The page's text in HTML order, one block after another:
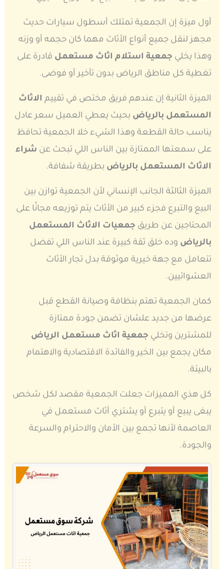
أول ميزة إن الجمعية تمتلك أسطول سيارات حديث
مجهز لنقل جميع أنواع الأثاث مهما كان حجمه أو وزنه
وهذا يخلي جمعية استلام اثاث مستعمل قادرة على
تغطية كل مناطق الرياض بدون تأخير أو فوضى.
الميزة الثانية إن عندهم فريق مختص في تقييم الاثاث
المستعمل بالرياض بحيث يعطي العميل سعر عادل
يناسب حالة القطعة وهذا الشيء خلا الجمعية تحافظ
على سمعتها الممتازة بين الناس اللي تبحث عن شراء
الاثاث المستعمل بالرياض بطريقة شفافة.
الميزة الثالثة الجانب الإنساني لأن الجمعية توازن بين
البيع والتبرع فجزء كبير من الأثاث يتم توزيعه مجانًا على
المحتاجين عن طريق جمعيات الاثاث المستعمل
بالرياض وده خلق ثقة كبيرة عند الناس اللي تفضل
تتعامل مع جهة خيرية موثوقة بدل تجار الأثاث
العشوائيين.
كمان الجمعية تهتم بنظافة وصيانة القطع قبل
عرضها من جديد علشان تضمن جودة ممتازة
للمشترين وتخلي جمعية اثاث مستعمل الرياض
مكان يجمع بين الخير والفائدة الاقتصادية والاهتمام
بالبيئة.
كل هذي المميزات جعلت الجمعية مقصد لكل شخص
يبغى يبيع أو يتبرع أو يشتري أثاث مستعمل في
العاصمة لأنها تجمع بين الأمان والاحترام والسرعة
والجودة.